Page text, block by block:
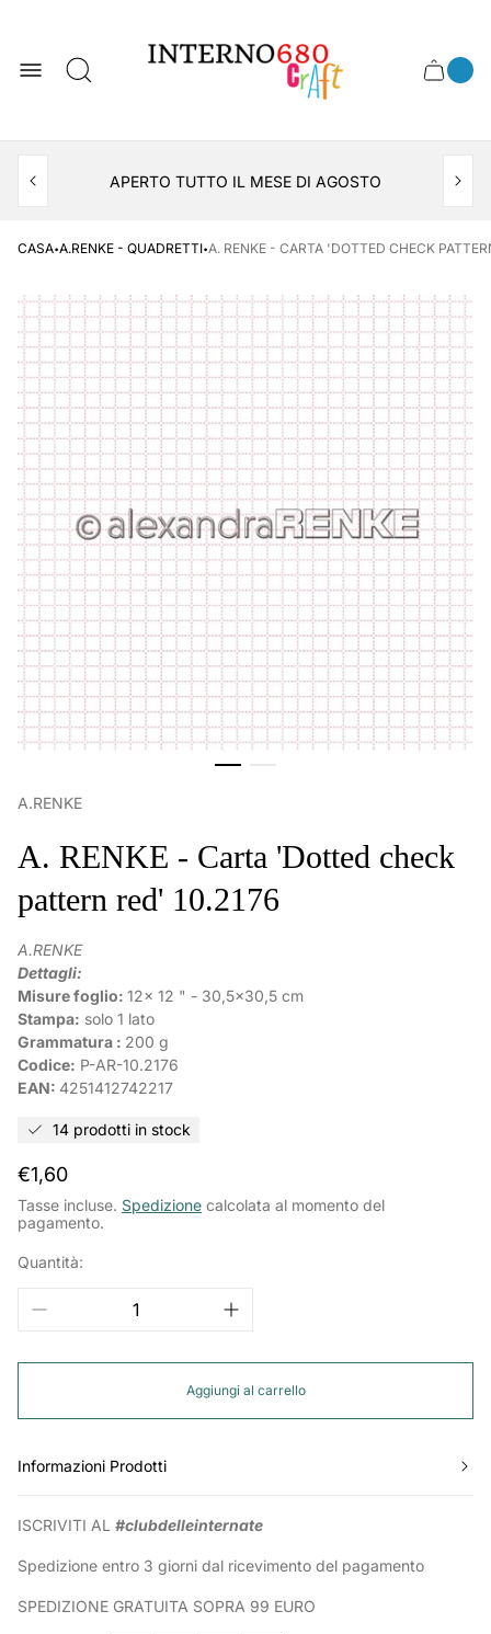
del
negozio
Cassetto
APERTO TUTTO IL MESE DI AGOSTO
CASA·A.RENKE - QUADRETTI·A. RENKE - CARTA 'DOTTED CHECK
A.RENKE
A. RENKE - Carta 'Dotted check
pattern red' 10.2176
A.RENKE
Dettagli:
Misure foglio: 12x 12 " - 30,5x30,5 cm
Stampa: solo 1 lato
Grammatura : 200 g
Codice: P-AR-10.2176
EAN: 4251412742217
14 prodotti in stock
Prezzo
normale
€1,60
Tasse incluse. Spedizione calcolata al momento del
pagamento.
Quantità:
Aggiungi al carrello
Informazioni Prodotti
ISCRIVITI AL #clubdelleinternate
Spedizione entro 3 giorni dal ricevimento del pagamento
SPEDIZIONE GRATUITA SOPRA 99 EURO